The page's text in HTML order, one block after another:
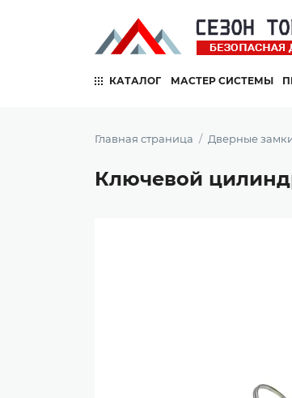
КАТАЛОГ МАСТЕР СИСТЕМЫ
Главная страница Дверные
Ключевой